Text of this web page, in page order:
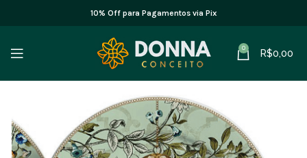
10% Off para Pagamentos via Pix
0 R$0,00